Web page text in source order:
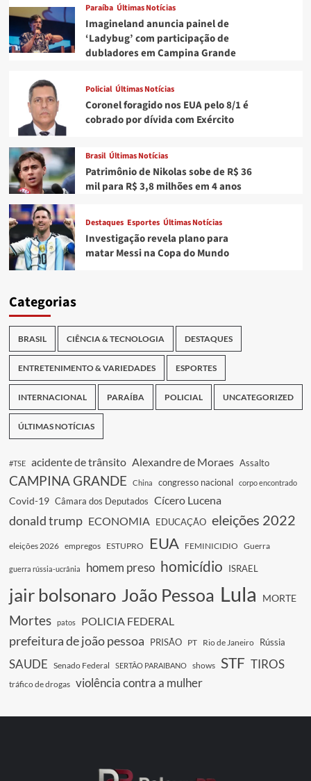
Paraíba Últimas Notícias
Imagineland anuncia painel de
‘Ladybug’ com participação de
dubladores em Campina Grande
Policial Últimas Notícias
Coronel foragido nos EUA pelo 8/1 é
cobrado por dívida com Exército
Brasil Últimas Notícias
Patrimônio de Nikolas sobe de R$ 36
mil para R$ 3,8 milhões em 4 anos
Destaques Esportes Últimas Notícias
Investigação revela plano para
matar Messi na Copa do Mundo
Categorias
BRASIL CIÊNCIA & TECNOLOGIA DESTAQUES
ENTRETENIMENTO & VARIEDADES ESPORTES
INTERNACIONAL PARAÍBA POLICIAL UNCATEGORIZED
ÚLTIMAS NOTÍCIAS
#TSE acidente de trânsito Alexandre de Moraes Assalto
CAMPINA GRANDE China congresso nacional corpo encontrado
Covid-19 Câmara dos Deputados Cícero Lucena
donald trump ECONOMIA EDUCAÇÃO eleições 2022
eleições 2026 empregos ESTUPRO EUA FEMINICIDIO Guerra
guerra rússia-ucrânia homem preso homicídio ISRAEL
jair bolsonaro João Pessoa Lula MORTE
Mortes patos POLICIA FEDERAL
prefeitura de joão pessoa PRISÃO PT Rio de Janeiro Rússia
SAUDE Senado Federal SERTÃO PARAIBANO shows STF TIROS
tráfico de drogas violência contra a mulher